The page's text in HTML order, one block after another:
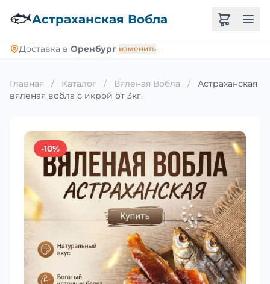
🐟Астраханская Вобла
Доставка в Оренбург изменить
Главная / Каталог / Вяленая Вобла /
Астраханская
вяленая вобла с икрой от 3кг.
-10%